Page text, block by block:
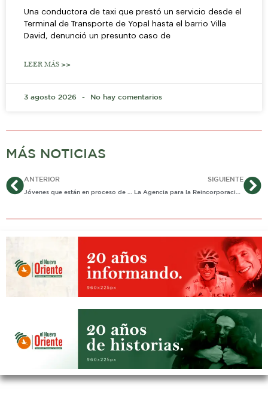
Una conductora de taxi que prestó un servicio desde el
Terminal de Transporte de Yopal hasta el barrio Villa
David, denunció un presunto caso de
LEER MÁS >>
3 agosto 2026 No hay comentarios
MÁS NOTICIAS
AntANTERIOR
Jóvenes que están en proceso de rehabilitación se graduaron como bachilleres
SIGUIENTE
La Agencia para la Reincorporación y Normalización (ARN) clausuró la iniciativa comunitaria ‘Tendiendo Puentes’ que durante el 2019 se aplicó en Villanueva